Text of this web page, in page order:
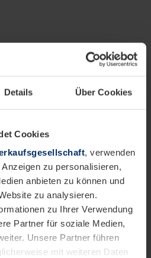
Details Über Cookies
Cookies
, verwenden
zu personalisieren,
anbieten zu können und
zu analysieren.
zu Ihrer Verwendung
Partner für soziale Medien,
Unsere Partner führen
mit weiteren Daten